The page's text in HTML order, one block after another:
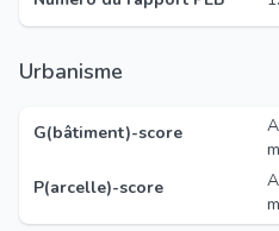
Urbanisme
G(bâtiment)-score
P(arcelle)-score